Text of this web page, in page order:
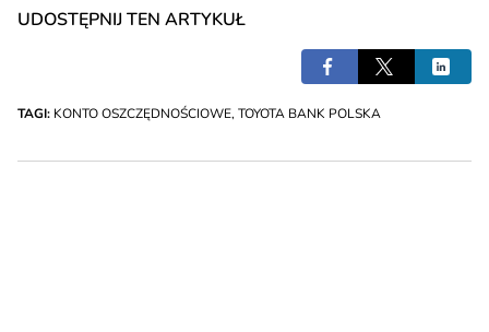
UDOSTĘPNIJ TEN ARTYKUŁ
TAGI: KONTO OSZCZĘDNOŚCIOWE, TOYOTA BANK POLSKA